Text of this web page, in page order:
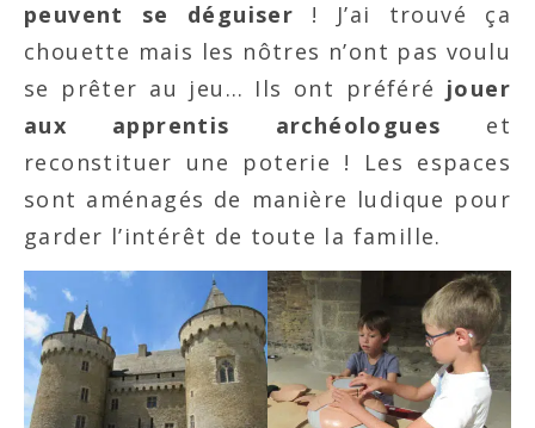
peuvent se déguiser ! J’ai trouvé ça
chouette mais les nôtres n’ont pas voulu
se prêter au jeu… Ils ont préféré jouer
aux apprentis archéologues et
reconstituer une poterie ! Les espaces
sont aménagés de manière ludique pour
garder l’intérêt de toute la famille.